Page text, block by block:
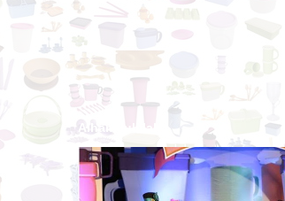
Alhamdulillah